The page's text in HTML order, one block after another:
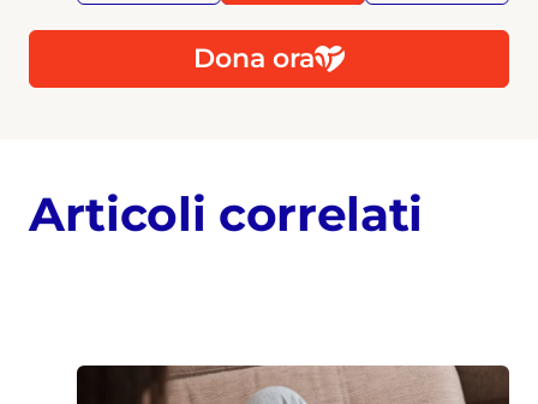
Dona ora
Articoli correlati